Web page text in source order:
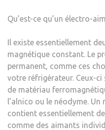
Qu’est-ce qu’un électro-
Il existe essentiellement
magnétique constant. Le
permanent, comme ces
votre réfrigérateur. Ceux-
de matériau
l’alnico ou le néodyme.
contient essentiellement
comme des aimants